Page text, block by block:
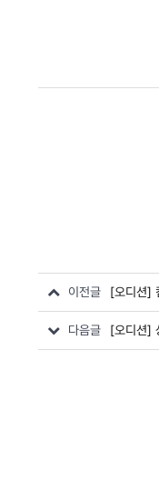
이전글 [오디션]
다음글 [오디션]